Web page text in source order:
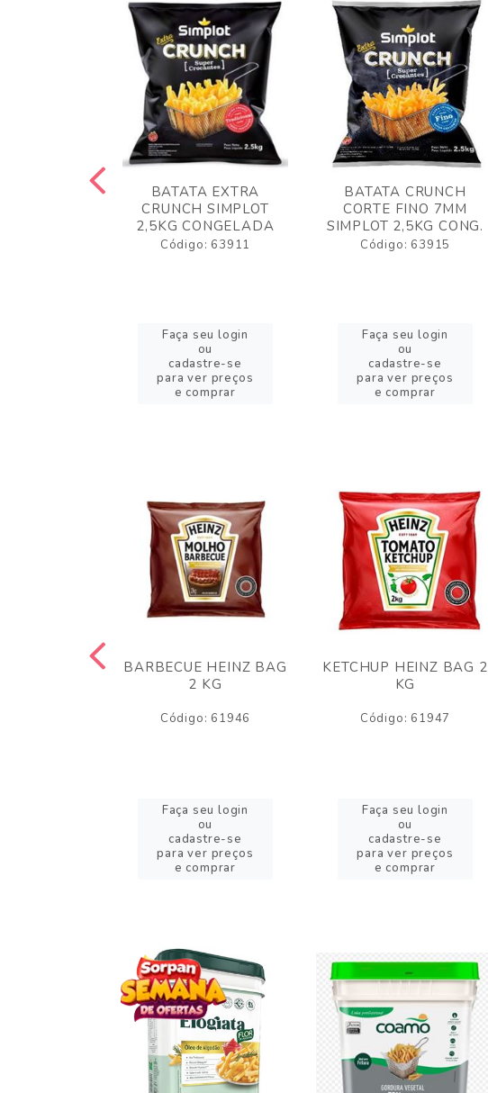
BATATA EXTRA
CRUNCH SIMPLOT
2,5KG CONGELADA
Código: 63911
Faça seu login
ou
cadastre-se
para ver preços
e comprar
BATATA CRUNCH
CORTE FINO 7MM
SIMPLOT 2,5KG CONG.
Código: 63915
Faça seu login
ou
cadastre-se
para ver preços
e comprar
BARBECUE HEINZ BAG
2 KG
Código: 61946
Faça seu login
ou
cadastre-se
para ver preços
e comprar
KETCHUP HEINZ BAG 2
KG
Código: 61947
Faça seu login
ou
cadastre-se
para ver preços
e comprar